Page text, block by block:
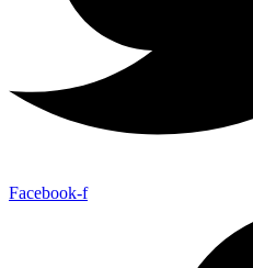
Facebook-f